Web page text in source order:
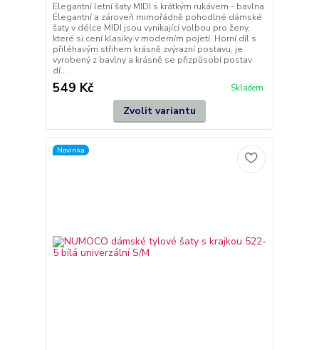
Elegantní letní šaty MIDI s krátkým rukávem - bavlna
Elegantní a zároveň mimořádně pohodlné dámské
šaty v délce MIDI jsou vynikající volbou pro ženy,
které si cení klasiky v moderním pojetí. Horní díl s
přiléhavým střihem krásně zvýrazní postavu, je
vyrobený z bavlny a krásně se přizpůsobí postav
dí...
549 Kč Skladem
Zvolit variantu
Novinka